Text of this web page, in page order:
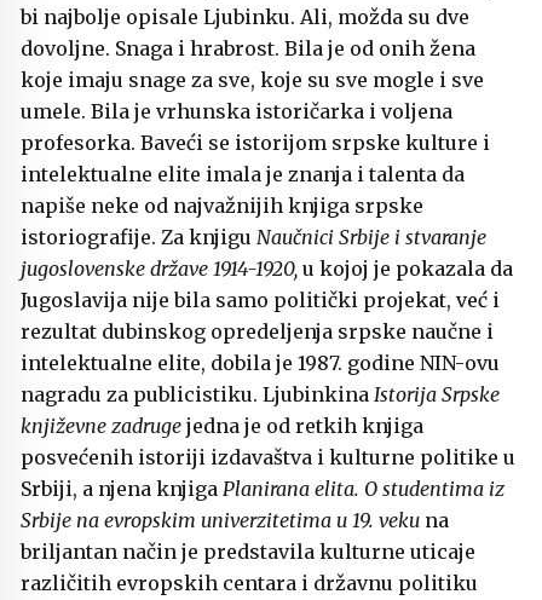
bi najbolje opisale Ljubinku. Ali, možda su dve
dovoljne. Snaga i hrabrost. Bila je od onih žena
koje imaju snage za sve, koje su sve mogle i sve
umele. Bila je vrhunska istoričarka i voljena
profesorka. Baveći se istorijom srpske kulture i
intelektualne elite imala je znanja i talenta da
napiše neke od najvažnijih knjiga srpske
istoriografije. Za knjigu Naučnici Srbije i stvaranje
jugoslovenske države 1914-1920, u kojoj je pokazala da
Jugoslavija nije bila samo politički projekat, već i
rezultat dubinskog opredeljenja srpske naučne i
intelektualne elite, dobila je 1987. godine NIN-ovu
nagradu za publicistiku. Ljubinkina Istorija Srpske
književne zadruge jedna je od retkih knjiga
posvećenih istoriji izdavaštva i kulturne politike u
Srbiji, a njena knjiga Planirana elita. O studentima iz
Srbije na evropskim univerzitetima u 19. veku na
briljantan način je predstavila kulturne uticaje
različitih evropskih centara i državnu politiku